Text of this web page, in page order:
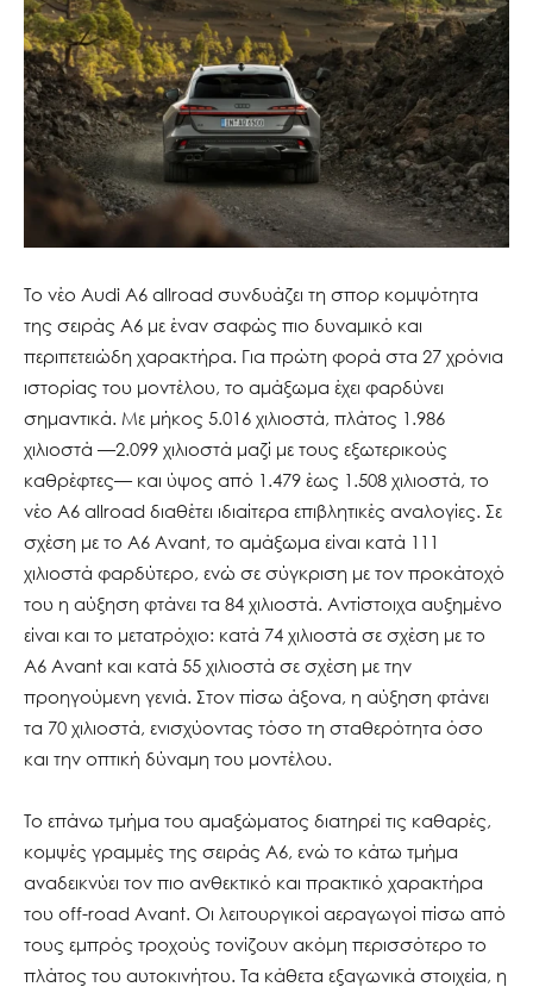
Το νέο Audi A6 allroad συνδυάζει τη σπορ κομψότητα
της σειράς A6 με έναν σαφώς πιο δυναμικό και
περιπετειώδη χαρακτήρα. Για πρώτη φορά στα 27 χρόνια
ιστορίας του μοντέλου, το αμάξωμα έχει φαρδύνει
σημαντικά. Με μήκος 5.016 χιλιοστά, πλάτος 1.986
χιλιοστά —2.099 χιλιοστά μαζί με τους εξωτερικούς
καθρέφτες— και ύψος από 1.479 έως 1.508 χιλιοστά, το
νέο A6 allroad διαθέτει ιδιαίτερα επιβλητικές αναλογίες. Σε
σχέση με το A6 Avant, το αμάξωμα είναι κατά 111
χιλιοστά φαρδύτερο, ενώ σε σύγκριση με τον προκάτοχό
του η αύξηση φτάνει τα 84 χιλιοστά. Αντίστοιχα αυξημένο
είναι και το μετατρόχιο: κατά 74 χιλιοστά σε σχέση με το
A6 Avant και κατά 55 χιλιοστά σε σχέση με την
προηγούμενη γενιά. Στον πίσω άξονα, η αύξηση φτάνει
τα 70 χιλιοστά, ενισχύοντας τόσο τη σταθερότητα όσο
και την οπτική δύναμη του μοντέλου.
Το επάνω τμήμα του αμαξώματος διατηρεί τις καθαρές,
κομψές γραμμές της σειράς A6, ενώ το κάτω τμήμα
αναδεικνύει τον πιο ανθεκτικό και πρακτικό χαρακτήρα
του off-road Avant. Οι λειτουργικοί αεραγωγοί πίσω από
τους εμπρός τροχούς τονίζουν ακόμη περισσότερο το
πλάτος του αυτοκινήτου. Τα κάθετα εξαγωνικά στοιχεία, η